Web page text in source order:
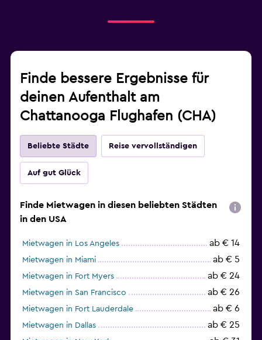
Finde bessere Ergebnisse für
deinen Aufenthalt am
Chattanooga Flughafen (CHA)
Beliebte Städte Reise vervollständigen
Auf gut Glück
Finde Mietwagen in diesen beliebten Städten
in den USA
Mietwagen in Los Angeles ab € 14
Mietwagen in Miami ab € 5
Mietwagen in Fort Myers ab € 24
Mietwagen in San Francisco ab € 26
Mietwagen in Fort Lauderdale ab € 6
Mietwagen in Dallas ab € 25